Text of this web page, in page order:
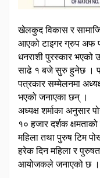
खेलकुद विकास र
आएको टाइगर ग्रुप अफ
धनराशी पुरस्कार भएको
साढे १ बजे सुरु हुनेछ ।
पत्रकार सम्मेलनमा
भएको जनाएका छन् ।
अध्यक्ष शर्माका अनुसार
१० हजार दर्शक
महिला तथा पुरुष टिम
हरेक दिन महिला र
आयोजकले जनाएको छ ।